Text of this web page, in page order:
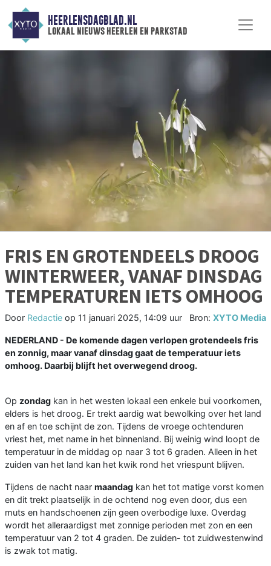
HEERLENSDAGBLAD.NL
lokaal nieuws heerlen en parkstad
FRIS EN GROTENDEELS DROOG
WINTERWEER, VANAF DINSDAG
TEMPERATUREN IETS OMHOOG
Door Redactie op 11 januari 2025, 14:09 uur Bron: XYTO Media
NEDERLAND - De komende dagen verlopen grotendeels fris
en zonnig, maar vanaf dinsdag gaat de temperatuur iets
omhoog. Daarbij blijft het overwegend droog.
Op zondag kan in het westen lokaal een enkele bui voorkomen,
elders is het droog. Er trekt aardig wat bewolking over het land
en af en toe schijnt de zon. Tijdens de vroege ochtenduren
vriest het, met name in het binnenland. Bij weinig wind loopt de
temperatuur in de middag op naar 3 tot 6 graden. Alleen in het
zuiden van het land kan het kwik rond het vriespunt blijven.
Tijdens de nacht naar maandag kan het tot matige vorst komen
en dit trekt plaatselijk in de ochtend nog even door, dus een
muts en handschoenen zijn geen overbodige luxe. Overdag
wordt het alleraardigst met zonnige perioden met zon en een
temperatuur van 2 tot 4 graden. De zuiden- tot zuidwestenwind
is zwak tot matig.